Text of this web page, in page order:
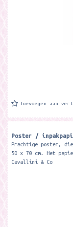
Toevoegen aan
Poster /
Prachtige poster,
50 x 70 cm. Het
Cavallini & Co